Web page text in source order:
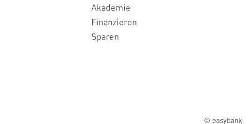
Akademie
Finanzieren
Sparen
© easybank